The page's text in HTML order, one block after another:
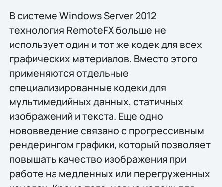
В системе Windows Server 2012
технология RemoteFX больше не
использует один и тот же кодек для всех
графических материалов. Вместо этого
применяются отдельные
специализированные кодеки для
мультимедийных данных, статичных
изображений и текста. Еще одно
нововведение связано с прогрессивным
рендерингом графики, который позволяет
повышать качество изображения при
работе на медленных или перегруженных